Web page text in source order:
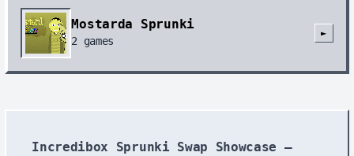
Mostarda Sprunki
2 games
►
Incredibox Sprunki Swap Showcase –